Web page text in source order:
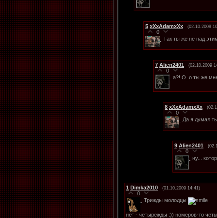
5 xXxAdamxXx (02.10.2009
0
Так ты же не над
7 Alien2401 (02.10.2009
0
а?! О_о ты же
8 xXxAdamxXx
0
Да я думал
9 Alien2401
0
ну...
1 Dimka2010 (01.10.2009 14:41)
0
Трижды молодцы
нет - четырежды :)) номеров-то